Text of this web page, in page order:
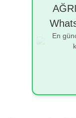
En